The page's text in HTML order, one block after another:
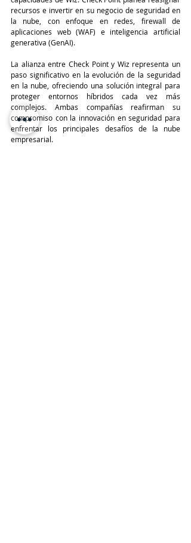
recursos e invertir en su negocio de seguridad en
la nube, con enfoque en redes, firewall de
aplicaciones web (WAF) e inteligencia artificial
generativa (GenAI).
La alianza entre Check Point y Wiz representa un
paso significativo en la evolución de la seguridad
en la nube, ofreciendo una solución integral para
proteger entornos híbridos cada vez más
complejos. Ambas compañías reafirman su
compromiso con la innovación en seguridad para
enfrentar los principales desafíos de la nube
empresarial.